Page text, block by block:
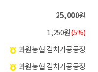
25,000원
1,250원(5%)
화원농협 김치가공공장
화원농협 김치가공공장